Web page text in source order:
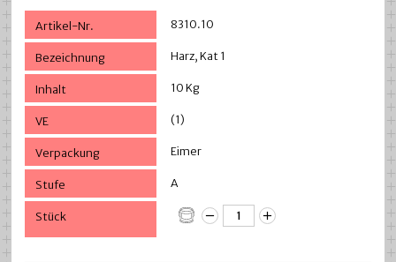
8310.10
Harz, Kat 1
10 Kg
(1)
Eimer
A